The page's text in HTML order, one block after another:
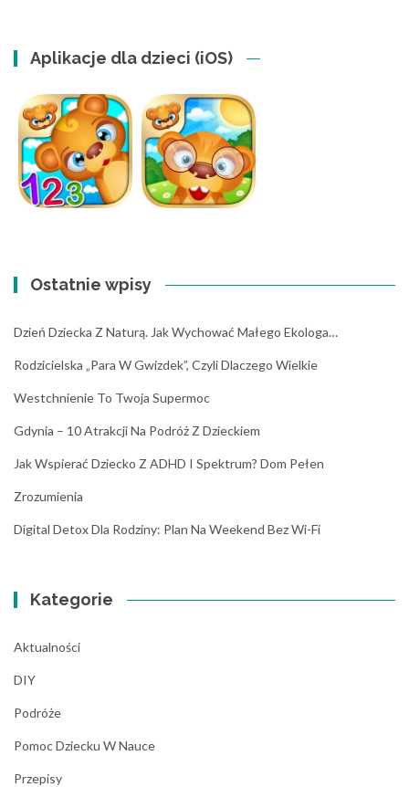
Aplikacje dla dzieci (iOS)
Ostatnie wpisy
Dzień Dziecka Z Naturą. Jak Wychować Małego Ekologa…
Rodzicielska „para W Gwizdek”, Czyli Dlaczego Wielkie
Westchnienie To Twoja Supermoc
Gdynia – 10 Atrakcji Na Podróż Z Dzieckiem
Jak Wspierać Dziecko Z ADHD I Spektrum? Dom Pełen
Zrozumienia
Digital Detox Dla Rodziny: Plan Na Weekend Bez Wi-Fi
Kategorie
Aktualności
DIY
Podróże
Pomoc Dziecku W Nauce
Przepisy